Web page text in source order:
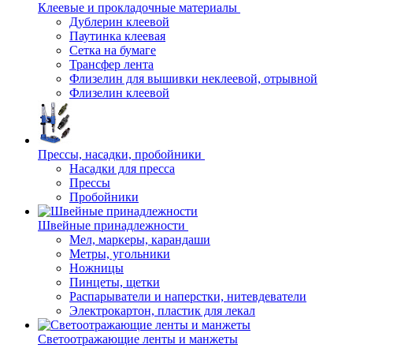
Клеевые и прокладочные материалы
Дублерин клеевой
Паутинка клеевая
Сетка на бумаге
Трансфер лента
Флизелин для вышивки неклеевой, отрывной
Флизелин клеевой
Прессы, насадки, пробойники
Насадки для пресса
Прессы
Пробойники
Швейные принадлежности
Мел, маркеры, карандаши
Метры, угольники
Ножницы
Пинцеты, щетки
Распарыватели и наперстки, нитевдеватели
Электрокартон, пластик для лекал
Светоотражающие ленты и манжеты